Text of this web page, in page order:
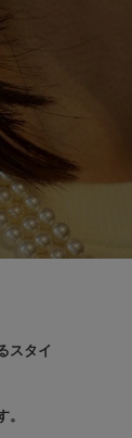
スタイ